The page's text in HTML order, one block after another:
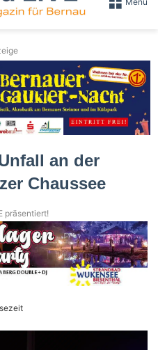
an der
Chaussee
präsentiert!